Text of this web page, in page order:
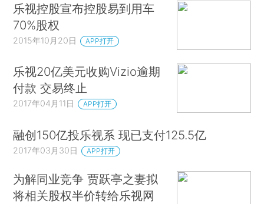
乐视控股宣布控股易到用车
70%股权
2015年10月20日 APP打开
乐视20亿美元收购Vizio逾期
付款 交易终止
2017年04月11日 APP打开
融创150亿投乐视系 现已支付125.5亿
2017年03月30日 APP打开
为解同业竞争 贾跃亭之妻拟
将相关股权半价转给乐视网